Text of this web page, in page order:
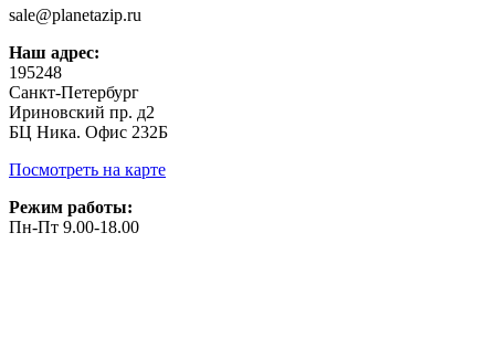
sale@planetazip.ru
Наш адрес:
195248
Санкт-Петербург
Ириновский пр. д2
БЦ Ника. Офис 232Б
Посмотреть на карте
Режим работы:
Пн-Пт 9.00-18.00